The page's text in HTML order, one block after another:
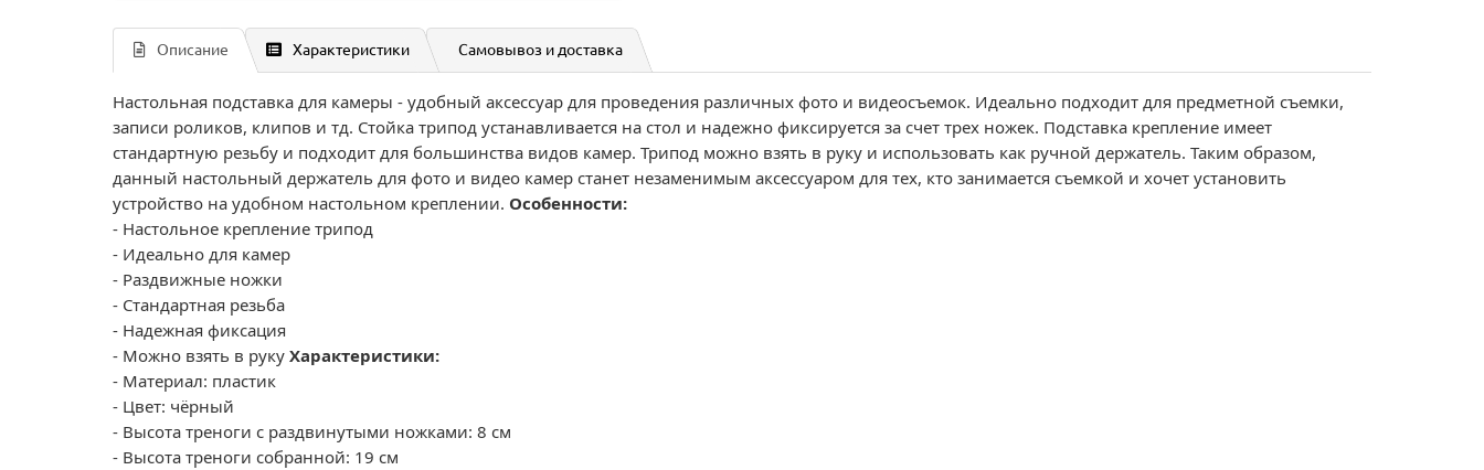
Описание Характеристики Самовывоз и доставка
Настольная подставка для камеры - удобный аксессуар для проведения различных фото и видеосъемок. Идеально подходит для предметной съемки,
записи роликов, клипов и тд. Стойка трипод устанавливается на стол и надежно фиксируется за счет трех ножек. Подставка крепление имеет
стандартную резьбу и подходит для большинства видов камер. Трипод можно взять в руку и использовать как ручной держатель. Таким образом,
данный настольный держатель для фото и видео камер станет незаменимым аксессуаром для тех, кто занимается съемкой и хочет установить
устройство на удобном настольном креплении. Особенности:
- Настольное крепление трипод
- Идеально для камер
- Раздвижные ножки
- Стандартная резьба
- Надежная фиксация
- Можно взять в руку Характеристики:
- Материал: пластик
- Цвет: чёрный
- Высота треноги с раздвинутыми ножками: 8 см
- Высота треноги собранной: 19 см